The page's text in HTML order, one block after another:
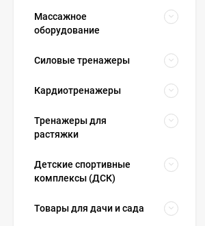
Массажное
оборудование
Силовые тренажеры
Кардиотренажеры
Тренажеры для
растяжки
Детские спортивные
комплексы (ДСК)
Товары для дачи и сада